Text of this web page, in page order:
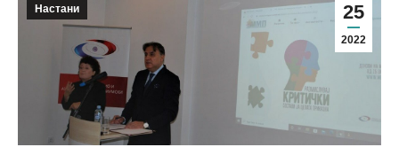
25
2022
Настани